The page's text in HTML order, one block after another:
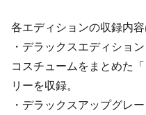
各エディションの収録内容
・デラックスエディショ
コスチュームをまとめた
リーを収録。
・デラックスアップグレ